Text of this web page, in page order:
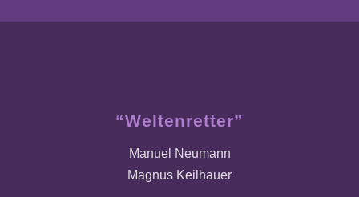
“Weltenretter”
Manuel Neumann
Magnus Keilhauer